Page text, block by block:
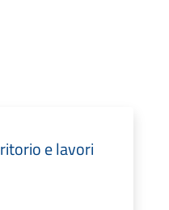
e lavori